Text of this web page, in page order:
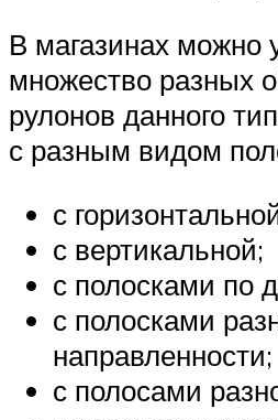
В магазинах можно
множество разных
рулонов данного
с разным видом
с
с вертикальной;
с полосками по
с полосками
направленности;
с полосами